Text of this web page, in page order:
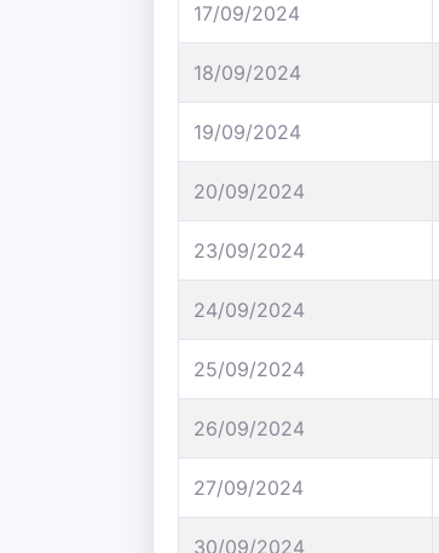
17/09/2024
18/09/2024
19/09/2024
20/09/2024
23/09/2024
24/09/2024
25/09/2024
26/09/2024
27/09/2024
30/09/2024